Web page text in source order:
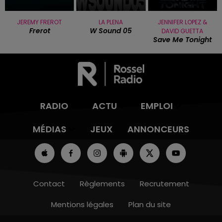
JEREMY FREROT
Frerot
LA PLENA
W Sound 05
JENNIFER LOPEZ &
DAVID GUETTA
Save Me Tonight
RADIO ACTU
EMPLOI
MÉDIAS
JEUX ANNONCEURS
Contact Règlements
Recrutement
Mentions légales
Plan du site